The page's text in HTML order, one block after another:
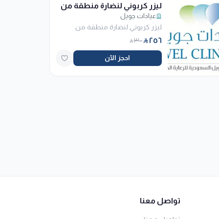
ليزر كربوني لنضارة منطقة من
اختيارك (اليدين أو الرقبة أو
الوجه )
عيادات جويل
ليزر كربوني لنضارة منطقة من
اختيارك (اليدين أو الرقبة أو الوجه )
٢٥٦ ٣٠٠
احجز الآن
تواصل معنا